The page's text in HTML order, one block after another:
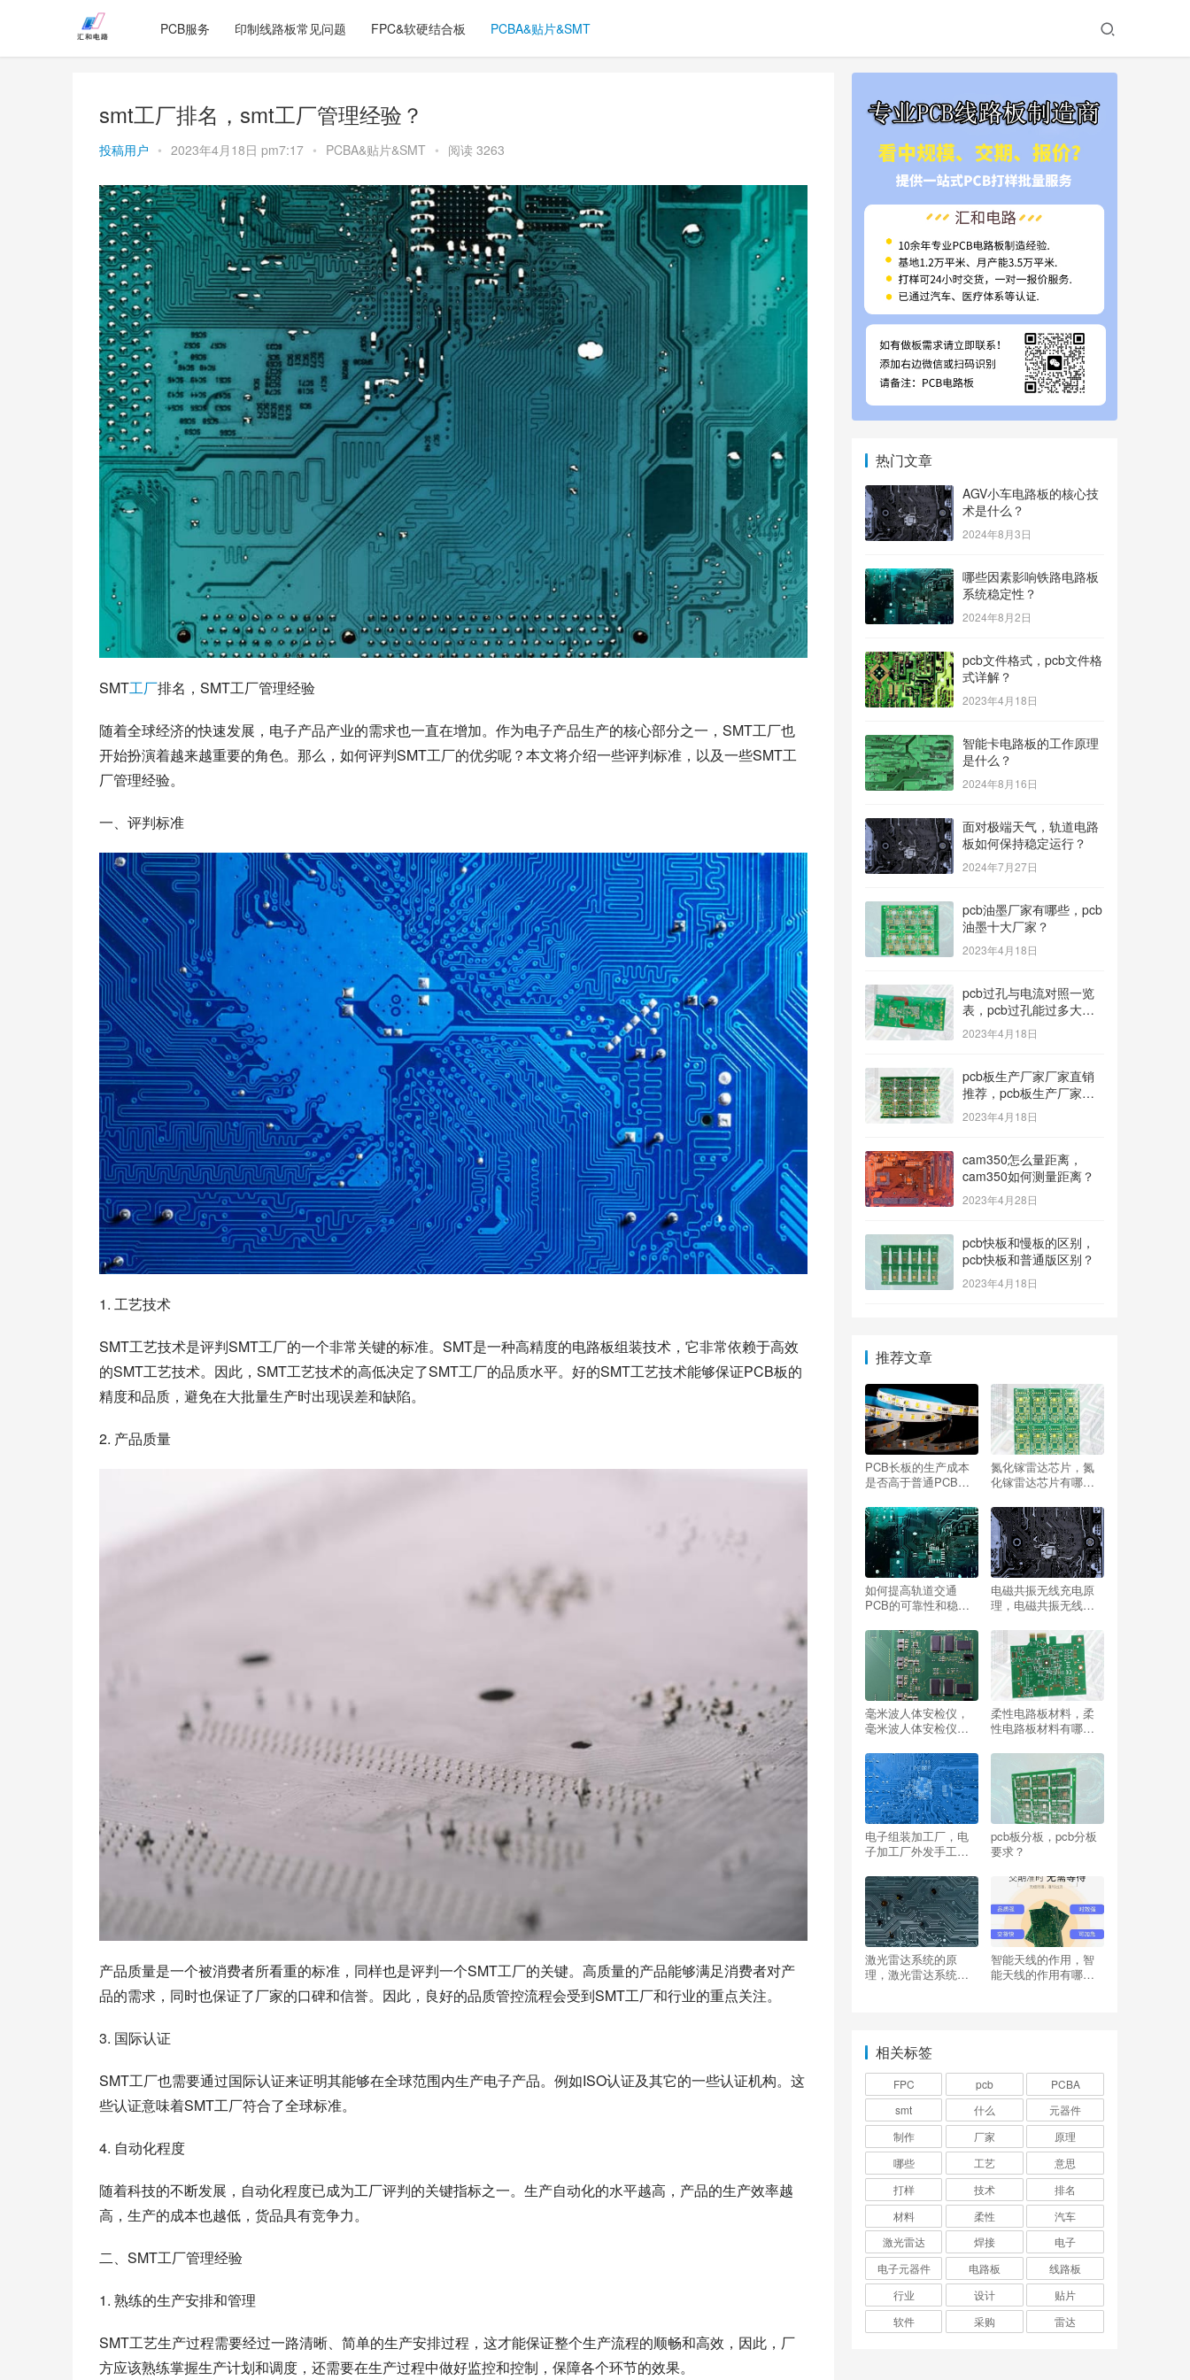
PCB服务 印制线路板常见问题 FPC&软硬结合板 PCBA&贴片&SMT
smt工厂排名，smt工厂管理经验？
投稿用户 • 2023年4月18日 pm7:17 • PCBA&贴片&SMT • 阅读 3263
SMT工厂排名，SMT工厂管理经验
随着全球经济的快速发展，电子产品产业的需求也一直在增加。作为电子产品生产的核心部分之一，SMT工厂也
开始扮演着越来越重要的角色。那么，如何评判SMT工厂的优劣呢？本文将介绍一些评判标准，以及一些SMT工
厂管理经验。
一、评判标准
1. 工艺技术
SMT工艺技术是评判SMT工厂的一个非常关键的标准。SMT是一种高精度的电路板组装技术，它非常依赖于高效
的SMT工艺技术。因此，SMT工艺技术的高低决定了SMT工厂的品质水平。好的SMT工艺技术能够保证PCB板的
精度和品质，避免在大批量生产时出现误差和缺陷。
2. 产品质量
产品质量是一个被消费者所看重的标准，同样也是评判一个SMT工厂的关键。高质量的产品能够满足消费者对产
品的需求，同时也保证了厂家的口碑和信誉。因此，良好的品质管控流程会受到SMT工厂和行业的重点关注。
3. 国际认证
SMT工厂也需要通过国际认证来证明其能够在全球范围内生产电子产品。例如ISO认证及其它的一些认证机构。这
些认证意味着SMT工厂符合了全球标准。
4. 自动化程度
随着科技的不断发展，自动化程度已成为工厂评判的关键指标之一。生产自动化的水平越高，产品的生产效率越
高，生产的成本也越低，货品具有竞争力。
二、SMT工厂管理经验
1. 熟练的生产安排和管理
SMT工艺生产过程需要经过一路清晰、简单的生产安排过程，这才能保证整个生产流程的顺畅和高效，因此，厂
方应该熟练掌握生产计划和调度，还需要在生产过程中做好监控和控制，保障各个环节的效果。
热门文章
AGV小车电路板的核心技
术是什么？
2024年8月3日
哪些因素影响铁路电路板
系统稳定性？
2024年8月2日
pcb文件格式，pcb文件格
式详解？
2023年4月18日
智能卡电路板的工作原理
是什么？
2024年8月16日
面对极端天气，轨道电路
板如何保持稳定运行？
2024年7月27日
pcb油墨厂家有哪些，pcb
油墨十大厂家？
2023年4月18日
pcb过孔与电流对照一览
表，pcb过孔能过多大电
流？
2023年4月18日
pcb板生产厂家厂家直销
推荐，pcb板生产厂家多
种型号可选？
2023年4月18日
cam350怎么量距离，
cam350如何测量距离？
2023年4月28日
pcb快板和慢板的区别，
pcb快板和普通版区别？
2023年4月18日
推荐文章
PCB长板的生产成本
是否高于普通PCB？
方面？
氮化镓雷达芯片，氮
化镓雷达芯片有哪
如何提高轨道交通
PCB的可靠性和稳定
电磁共振无线充电原
理，电磁共振无线充
毫米波人体安检仪，
毫米波人体安检仪对
柔性电路板材料，柔
性电路板材料有哪
电子组装加工厂，电
子加工厂外发手工组
pcb板分板，pcb分板
要求？
激光雷达系统的原
理，激光雷达系统的
智能天线的作用，智
能天线的作用有哪
相关标签
FPC pcb
PCBA
smt
什么
元器件
制作
厂家
原理
哪些
工艺
意思
打样
技术
排名
材料
柔性
汽车
激光雷达
焊接
电子
电子元器件
电路板
线路板
行业
设计
贴片
软件
采购 雷达